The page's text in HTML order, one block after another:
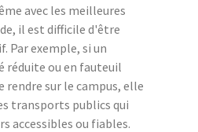
avec les meilleures
il est difficile d'être
Par exemple, si un
ou en fauteuil
rendre sur le campus, elle
transports publics qui
accessibles ou fiables.